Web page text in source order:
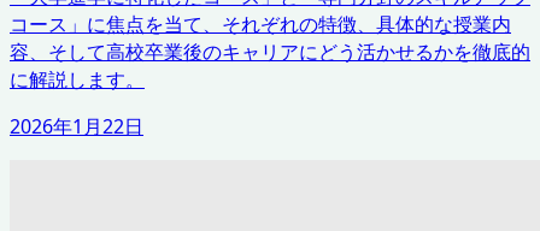
コース」に焦点を当て、それぞれの特徴、具体的な授業内
容、そして高校卒業後のキャリアにどう活かせるかを徹底的
に解説します。
2026年1月22日